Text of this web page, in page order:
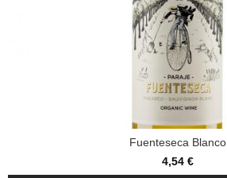
Fuenteseca Blanco
4,54 €